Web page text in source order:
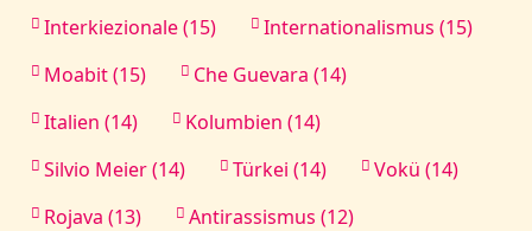
Interkiezionale (15)
Internationalismus (15)
Moabit (15)
Che Guevara (14)
Italien (14)
Kolumbien (14)
Silvio Meier (14)
Türkei (14)
Vokü (14)
Rojava (13)
Antirassismus (12)